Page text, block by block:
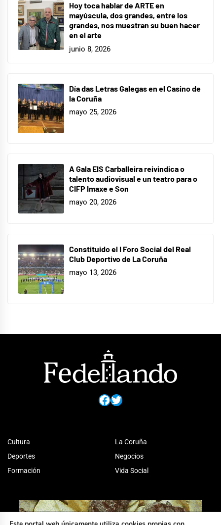
Hoy toca hablar de ARTE en
mayúscula, dos grandes, entre los
grandes, nos muestran su buen hacer
en el arte
junio 8, 2026
Día das Letras Galegas en el Casino de
la Coruña
mayo 25, 2026
A Gala EIS Carballeira reivindica o
talento audiovisual e un teatro para o
CIFP Imaxe e Son
mayo 20, 2026
Constituido el I Foro Social del Real
Club Deportivo de La Coruña
mayo 13, 2026
Facebook
Twitter
Cultura
Deportes
Formación
La Coruña
Negocios
Vida Social